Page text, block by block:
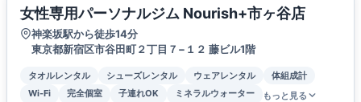
女性専用パーソナルジム Nourish+市ヶ谷店
神楽坂駅から徒歩14分
東京都新宿区市谷田町２丁目７−１２ 藤ビル1階
タオルレンタル シューズレンタル ウェアレンタル
体組成計
Wi-Fi
完全個室 子連れOK ミネラルウォーター もっと見る